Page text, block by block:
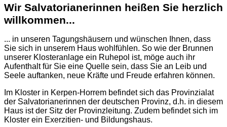
Wir Salvatorianerinnen heißen Sie herzlich
willkommen...
... in unseren Tagungshäusern und wünschen Ihnen, dass
Sie sich in unserem Haus wohlfühlen. So wie der Brunnen
unserer Klosteranlage ein Ruhepol ist, möge auch ihr
Aufenthalt für Sie eine Quelle sein, dass Sie an Leib und
Seele auftanken, neue Kräfte und Freude erfahren können.
Im Kloster in Kerpen-Horrem befindet sich das Provinzialat
der Salvatorianerinnen der deutschen Provinz, d.h. in diesem
Haus ist der Sitz der Provinzleitung. Zudem befindet sich im
Kloster ein Exerzitien- und Bildungshaus.